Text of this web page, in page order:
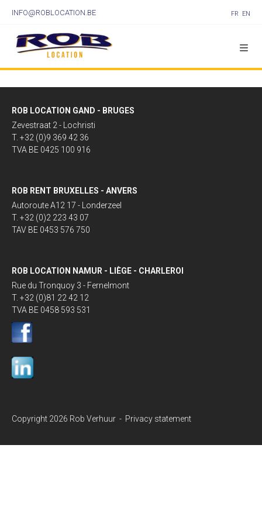
INFO@ROBLOCATION.BE FR EN
ROB LOCATION GAND - BRUGES
Zevestraat 2 - Lochristi
T. +32 (0)9 369 42 36
TVA BE 0425 100 916
ROB RENT BRUXELLES - ANVERS
Autoroute A12 17 - Londerzeel
T. +32 (0)2 223 43 07
TAV BE 0453 576 750
ROB LOCATION NAMUR - LIÈGE - CHARLEROI
Rue du Tronquoy 3 - Fernelmont
T. +32 (0)81 22 42 12
TVA BE 0458 593 531
Copyright 2026 Rob Verhuur - Privacy statement